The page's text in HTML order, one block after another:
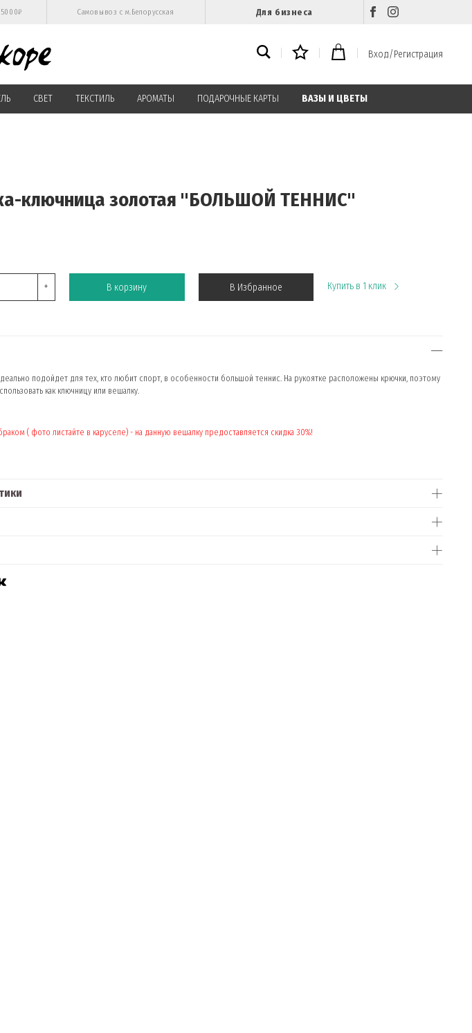
Самовывоз с м.Белорусская Для бизнеса
Вход/Регистрация
СВЕТ ТЕКСТИЛЬ АРОМАТЫ ПОДАРОЧНЫЕ КАРТЫ ВАЗЫ И ЦВЕТЫ
ключница золотая "БОЛЬШОЙ ТЕННИС"
+ В корзину В Избранное Купить в 1 клик
подойдет для тех, кто любит спорт, в особенности большой теннис. На рукоятке расположены крючки, поэтому
как ключницу или вешалку.
( фото листайте в каруселе) - на данную вешалку предоставляется скидка 30%!